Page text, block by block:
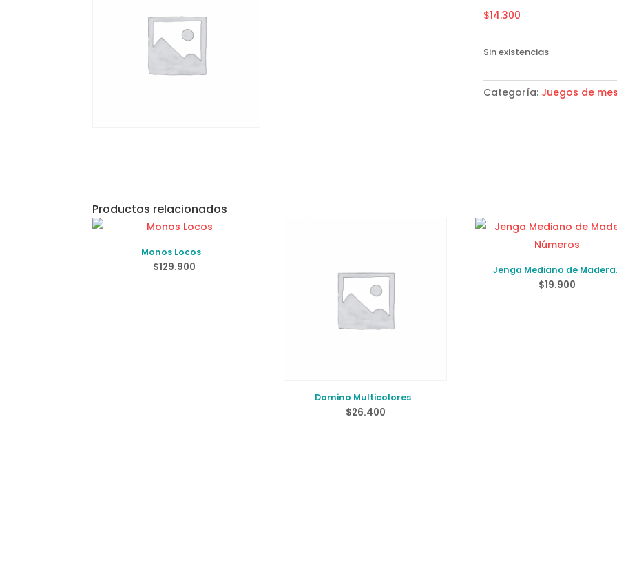
$14.300
Sin existencias
Categoría: Juegos de
Productos relacionados
Monos Locos
$129.900
Domino Multicolores
$26.400
Jenga Mediano de Madera
Números
$19.900